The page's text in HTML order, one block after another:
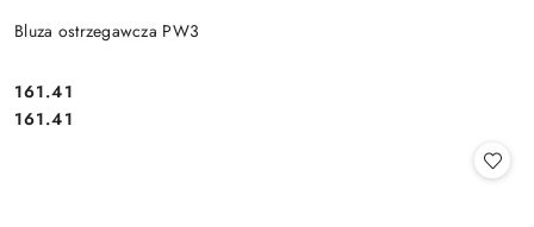
Bluza ostrzegawcza PW3
Cena:
161.41
Cena:
161.41